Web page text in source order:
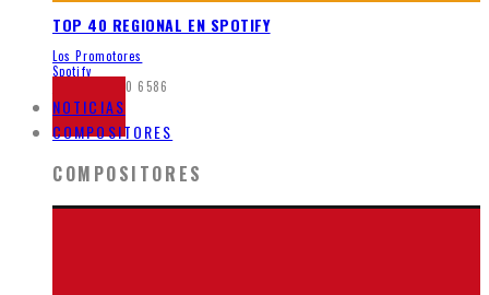
TOP 40 REGIONAL EN SPOTIFY
Los Promotores
Spotify
junio 8, 2020 6586
NOTICIAS
COMPOSITORES
COMPOSITORES